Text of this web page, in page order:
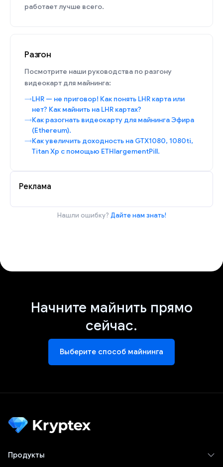
работает лучше всего.
Разгон
Посмотрите наши руководства по разгону
видеокарт для майнинга:
LHR — не приговор! Как понять LHR карта или
нет? Как майнить на LHR картах?
Как разогнать видеокарту для майнинга Эфира
(Ethereum).
Как увеличить доходность на GTX1080, 1080ti,
Titan Xp с помощью ETHlargementPill.
Реклама
Нашли ошибку? Дайте нам знать!
Начните майнить прямо
сейчас.
Выберите способ майнинга
Продукты